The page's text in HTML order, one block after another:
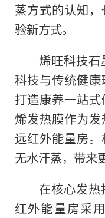
蒸方式的认知
验新方式。
烯旺科技
科技与传统健
打造康养一站
烯发热膜作为
远红外能量房
无水汗蒸，带来
在核心发
红外能量房采